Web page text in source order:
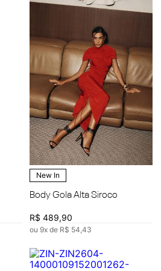
New In
Body Gola Alta Siroco
R$ 489,90
ou 9x de R$ 54,43